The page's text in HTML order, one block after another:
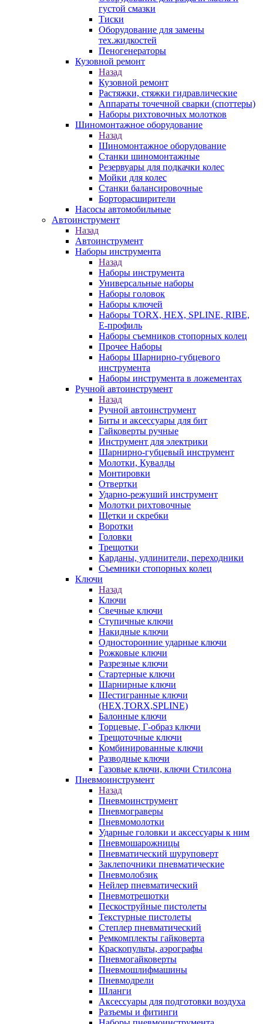
густой смазки
Тиски
Оборудование для замены
тех.жидкостей
Пеногенераторы
Кузовной ремонт
Назад
Кузовной ремонт
Растяжки, стяжки гидравлические
Аппараты точечной сварки (споттеры)
Наборы рихтовочных молотков
Шиномонтажное оборудование
Назад
Шиномонтажное оборудование
Станки шиномонтажные
Резервуары для подкачки колес
Мойки для колес
Станки балансировочные
Борторасширители
Насосы автомобильные
Автоинструмент
Назад
Автоинструмент
Наборы инструмента
Назад
Наборы инструмента
Универсальные наборы
Наборы головок
Наборы ключей
Наборы TORX, HEX, SPLINE, RIBE,
E-профиль
Наборы съемников стопорных колец
Прочее Наборы
Наборы Шарнирно-губцевого
инструмента
Наборы инструмента в ложементах
Ручной автоинструмент
Назад
Ручной автоинструмент
Биты и аксессуары для бит
Гайковерты ручные
Инструмент для электрики
Шарнирно-губцевый инструмент
Молотки, Кувалды
Монтировки
Отвертки
Ударно-режуший инструмент
Молотки рихтовочные
Щетки и скребки
Воротки
Головки
Трещотки
Карданы, удлинители, переходники
Съемники стопорных колец
Ключи
Назад
Ключи
Свечные ключи
Ступичные ключи
Накидные ключи
Односторонние ударные ключи
Рожковые ключи
Разрезные ключи
Стартерные ключи
Шарнирные ключи
Шестигранные ключи
(HEX,TORX,SPLINE)
Балонные ключи
Торцевые, Г-образ ключи
Трещоточные ключи
Комбинированные ключи
Разводные ключи
Газовые ключи, ключи Стилсона
Пневмоинструмент
Назад
Пневмоинструмент
Пневмограверы
Пневмомолотки
Ударные головки и аксессуары к ним
Пневмошарожницы
Пневматический шуруповерт
Заклепочники пневматические
Пневмолобзик
Нейлер пневматический
Пневмотрещотки
Пескоструйные пистолеты
Текстурные пистолеты
Степлер пневматический
Ремкомплекты гайковерта
Краскопульты, аэрографы
Пневмогайковерты
Пневмошлифмашины
Пневмодрели
Шланги
Аксессуары для подготовки воздуха
Разъемы и фитинги